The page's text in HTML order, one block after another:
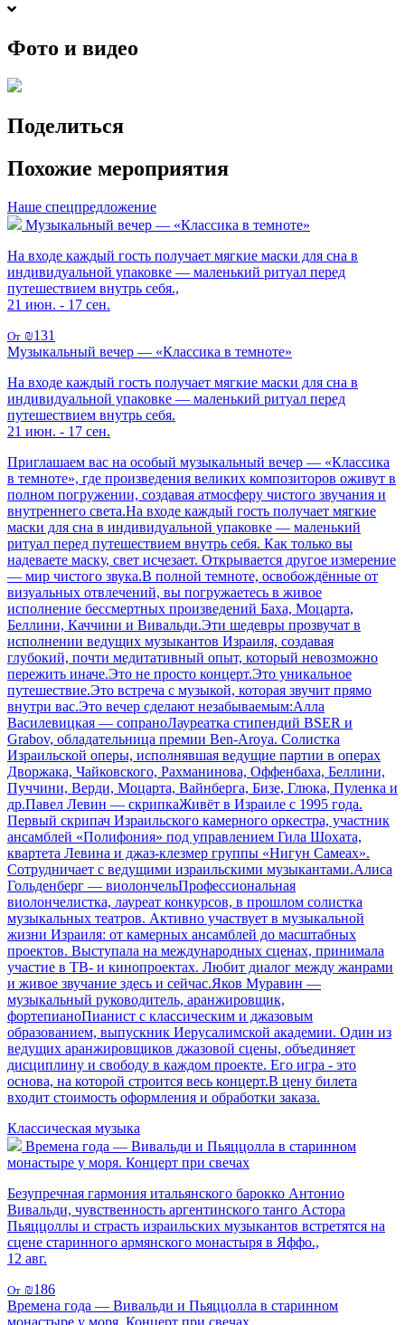
Фото и видео
Поделиться
Похожие мероприятия
Наше спецпредложение
Музыкальный вечер — «Классика в темноте»
На входе каждый гость получает мягкие маски для сна в
индивидуальной упаковке — маленький ритуал перед
путешествием внутрь себя.,
21 июн. - 17 сен.
От ₪131
Музыкальный вечер — «Классика в темноте»
На входе каждый гость получает мягкие маски для сна в
индивидуальной упаковке — маленький ритуал перед
путешествием внутрь себя.
21 июн. - 17 сен.
Приглашаем вас на особый музыкальный вечер — «Классика
в темноте», где произведения великих композиторов оживут в
полном погружении, создавая атмосферу чистого звучания и
внутреннего света.На входе каждый гость получает мягкие
маски для сна в индивидуальной упаковке — маленький
ритуал перед путешествием внутрь себя. Как только вы
надеваете маску, свет исчезает. Открывается другое измерение
— мир чистого звука.В полной темноте, освобождённые от
визуальных отвлечений, вы погружаетесь в живое
исполнение бессмертных произведений Баха, Моцарта,
Беллини, Каччини и Вивальди.Эти шедевры прозвучат в
исполнении ведущих музыкантов Израиля, создавая
глубокий, почти медитативный опыт, который невозможно
пережить иначе.Это не просто концерт.Это уникальное
путешествие.Это встреча с музыкой, которая звучит прямо
внутри вас.Это вечер сделают незабываемым:Алла
Василевицкая — сопраноЛауреатка стипендий BSER и
Grabov, обладательница премии Ben-Aroya. Солистка
Израильской оперы, исполнявшая ведущие партии в операх
Дворжака, Чайковского, Рахманинова, Оффенбаха, Беллини,
Пуччини, Верди, Моцарта, Вайнберга, Бизе, Глюка, Пуленка и
др.Павел Левин — скрипкаЖивёт в Израиле с 1995 года.
Первый скрипач Израильского камерного оркестра, участник
ансамблей «Полифония» под управлением Гила Шохата,
квартета Левина и джаз-клезмер группы «Нигун Самеах».
Сотрудничает с ведущими израильскими музыкантами.Алиса
Гольденберг — виолончельПрофессиональная
виолончелистка, лауреат конкурсов, в прошлом солистка
музыкальных театров. Активно участвует в музыкальной
жизни Израиля: от камерных ансамблей до масштабных
проектов. Выступала на международных сценах, принимала
участие в ТВ- и кинопроектах. Любит диалог между жанрами
и живое звучание здесь и сейчас.Яков Муравин —
музыкальный руководитель, аранжировщик,
фортепианоПианист с классическим и джазовым
образованием, выпускник Иерусалимской академии. Один из
ведущих аранжировщиков джазовой сцены, объединяет
дисциплину и свободу в каждом проекте. Его игра - это
основа, на которой строится весь концерт.В цену билета
входит стоимость оформления и обработки заказа.
Классическая музыка
Времена года — Вивальди и Пьяццолла в старинном
монастыре у моря. Концерт при свечах
Безупречная гармония итальянского барокко Антонио
Вивальди, чувственность аргентинского танго Астора
Пьяццоллы и страсть израильских музыкантов встретятся на
сцене старинного армянского монастыря в Яффо.,
12 авг.
От ₪186
Времена года — Вивальди и Пьяццолла в старинном